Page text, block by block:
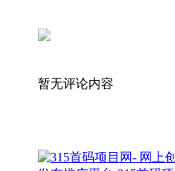
暂无评论内容